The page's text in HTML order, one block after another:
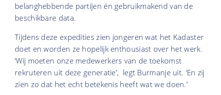
belanghebbende partijen én gebruikmakend van de
beschikbare data.
Tijdens deze expedities zien jongeren wat het Kadaster
doet en worden ze hopelijk enthousiast over het werk.
‘Wij moeten onze medewerkers van de toekomst
rekruteren uit deze generatie’, legt Burmanje uit. ‘En zij
zien zo dat het echt betekenis heeft wat we doen.’